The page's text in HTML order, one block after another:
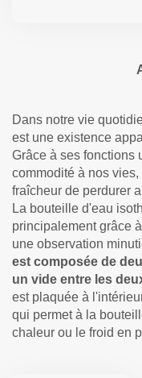
Dans notre vie
est une existence
Grâce à ses fonctions
commodité à nos
fraîcheur de perdurer
La bouteille d'eau
principalement grâce
une observation
est composée de
un vide entre les
est plaquée à
qui permet à la
chaleur ou le froid en